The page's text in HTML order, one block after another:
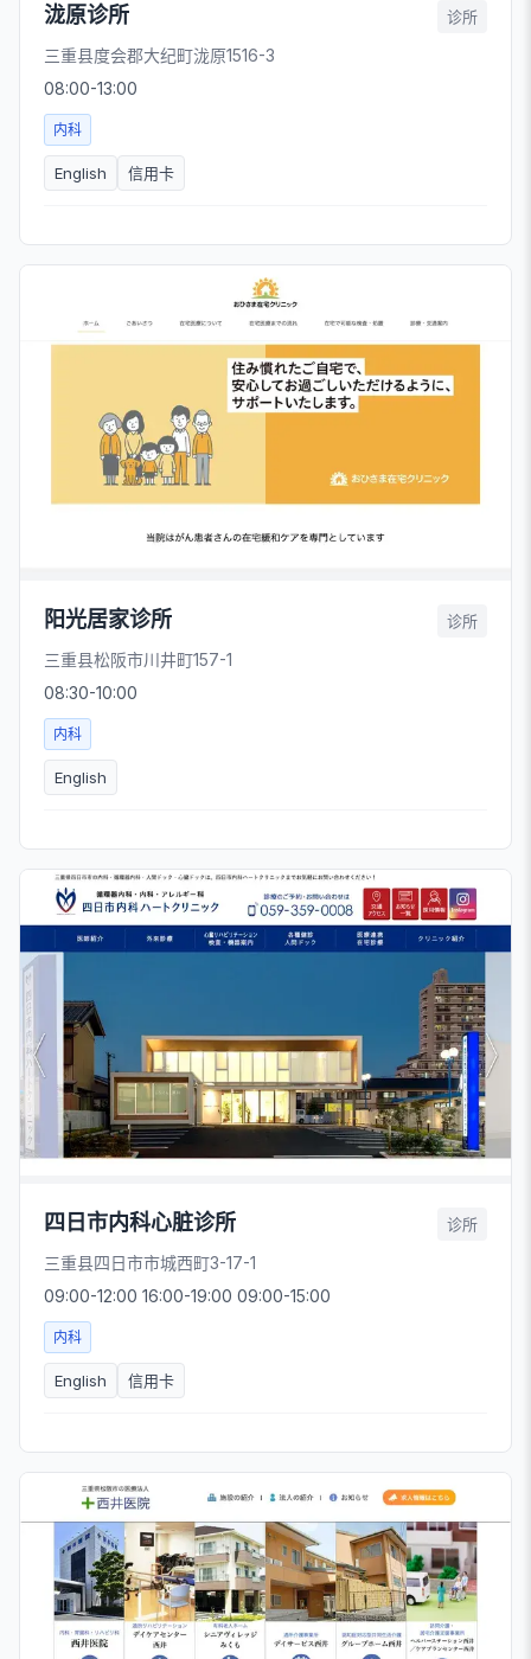
泷原诊所 诊所
三重县度会郡大纪町泷原1516-3
08:00-13:00
内科
English 信用卡
阳光居家诊所 诊所
三重县松阪市川井町157-1
08:30-10:00
内科
English
四日市内科心脏诊所 诊所
三重县四日市市城西町3-17-1
09:00-12:00 16:00-19:00 09:00-15:00
内科
English 信用卡